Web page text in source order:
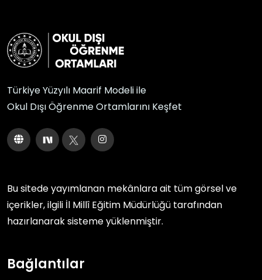
Türkiye Yüzyılı Maarif Modeli ile
Okul Dışı Öğrenme Ortamlarını Keşfet
Bu sitede yayımlanan mekânlara ait tüm görsel ve
içerikler, ilgili İl Millî Eğitim Müdürlüğü tarafından
hazırlanarak sisteme yüklenmiştir.
Bağlantılar